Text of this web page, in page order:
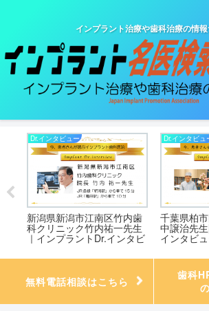
インプラント治療や歯科治療の情報
Dr.インタビュー
新潟県新潟市江南区竹内歯
科クリニック竹内祐一先生
｜インプラントDr.インタビ
ュー
Dr.インタビュ
千葉県柏
中譲治先
インタビ
無料電話相談はこちら
歯科